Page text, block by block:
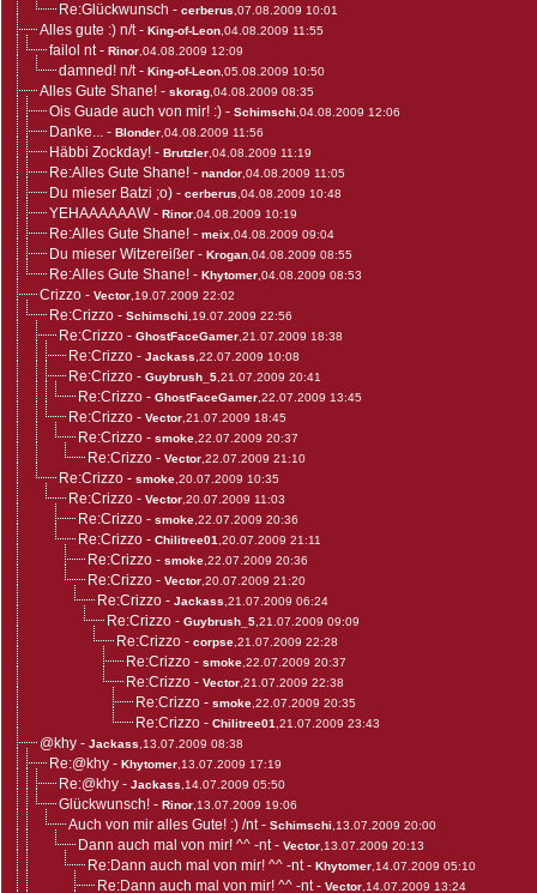
Re:Glückwunsch - cerberus ,07.08.2009 10:01
Alles gute :) n/t- King-of-Leon ,04.08.2009 11:55
failol nt- Rinor ,04.08.2009 12:09
damned! n/t- King-of-Leon ,05.08.2009 10:50
Alles Gute Shane! - skorag ,04.08.2009 08:35
Ois Guade auch von mir! :) - Schimschi ,04.08.2009 12:06
Danke... - Blonder ,04.08.2009 11:56
Häbbi Zockday! - Brutzler ,04.08.2009 11:19
Re:Alles Gute Shane! - nandor ,04.08.2009 11:05
Du mieser Batzi ;o) - cerberus ,04.08.2009 10:48
YEHAAAAAAW- Rinor ,04.08.2009 10:19
Re:Alles Gute Shane! - meix ,04.08.2009 09:04
Du mieser Witzereißer - Krogan ,04.08.2009 08:55
Re:Alles Gute Shane! - Khytomer ,04.08.2009 08:53
Crizzo - Vector ,19.07.2009 22:02
Re:Crizzo - Schimschi ,19.07.2009 22:56
Re:Crizzo - GhostFaceGamer ,21.07.2009 18:38
Re:Crizzo - Jackass ,22.07.2009 10:08
Re:Crizzo - Guybrush_5 ,21.07.2009 20:41
Re:Crizzo - GhostFaceGamer ,22.07.2009 13:45
Re:Crizzo - Vector ,21.07.2009 18:45
Re:Crizzo - smoke ,22.07.2009 20:37
Re:Crizzo - Vector ,22.07.2009 21:10
Re:Crizzo - smoke ,20.07.2009 10:35
Re:Crizzo - Vector ,20.07.2009 11:03
Re:Crizzo - smoke ,22.07.2009 20:36
Re:Crizzo - Chilitree01 ,20.07.2009 21:11
Re:Crizzo - smoke ,22.07.2009 20:36
Re:Crizzo - Vector ,20.07.2009 21:20
Re:Crizzo - Jackass ,21.07.2009 06:24
Re:Crizzo - Guybrush_5 ,21.07.2009 09:09
Re:Crizzo - corpse ,21.07.2009 22:28
Re:Crizzo - smoke ,22.07.2009 20:37
Re:Crizzo - Vector ,21.07.2009 22:38
Re:Crizzo - smoke ,22.07.2009 20:35
Re:Crizzo - Chilitree01 ,21.07.2009 23:43
@khy - Jackass ,13.07.2009 08:38
Re:@khy - Khytomer ,13.07.2009 17:19
Re:@khy - Jackass ,14.07.2009 05:50
Glückwunsch! - Rinor ,13.07.2009 19:06
Auch von mir alles Gute! :) /nt- Schimschi ,13.07.2009 20:00
Dann auch mal von mir! ^^ -nt- Vector ,13.07.2009 20:13
Re:Dann auch mal von mir! ^^ -nt- Khytomer ,14.07.2009 05:10
Re:Dann auch mal von mir! ^^ -nt- Vector ,14.07.2009 13:24